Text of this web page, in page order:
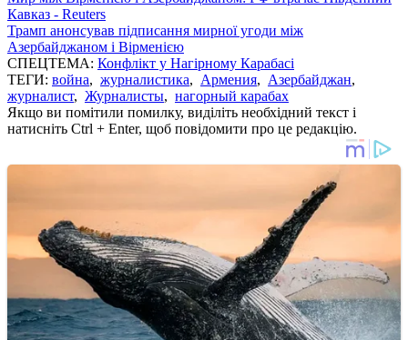
Кавказ - Reuters
Трамп анонсував підписання мирної угоди між
Азербайджаном і Вірменією
СПЕЦТЕМА: Конфлікт у Нагірному Карабасі
ТЕГИ: война, журналистика, Армения, Азербайджан,
журналист, Журналисты, нагорный карабах
Якщо ви помітили помилку, виділіть необхідний текст і
натисніть Ctrl + Enter, щоб повідомити про це редакцію.